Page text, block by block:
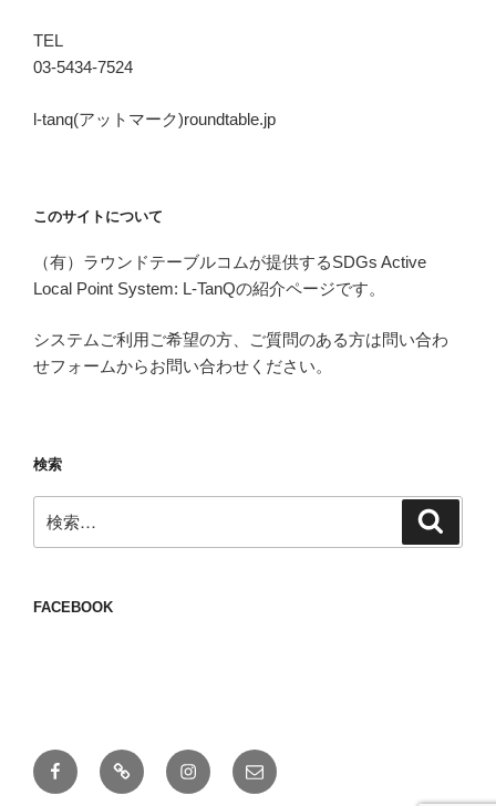
TEL
03-5434-7524
l-tanq(アットマーク)roundtable.jp
このサイトについて
（有）ラウンドテーブルコムが提供するSDGs Active
Local Point System: L-TanQの紹介ページです。
システムご利用ご希望の方、ご質問のある方は問い合わ
せフォームからお問い合わせください。
検索
索:
FACEBOOK
FacebookTwitter Instagramメ
ー